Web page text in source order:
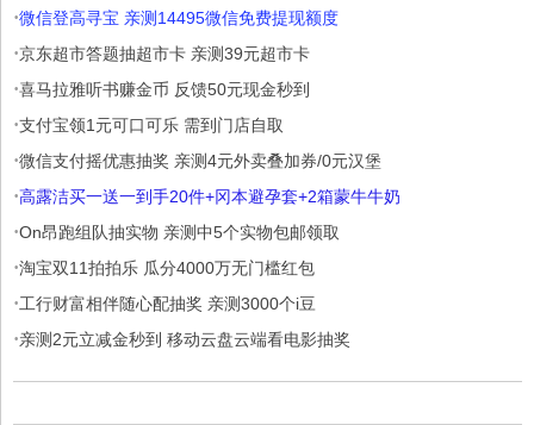
·微信登高寻宝 亲测14495微信免费提现额度
·京东超市答题抽超市卡 亲测39元超市卡
·喜马拉雅听书赚金币 反馈50元现金秒到
·支付宝领1元可口可乐 需到门店自取
·微信支付摇优惠抽奖 亲测4元外卖叠加券/0元汉堡
·高露洁买一送一到手20件+冈本避孕套+2箱蒙牛牛奶
·On昂跑组队抽实物 亲测中5个实物包邮领取
·淘宝双11拍拍乐 瓜分4000万无门槛红包
·工行财富相伴随心配抽奖 亲测3000个i豆
·亲测2元立减金秒到 移动云盘云端看电影抽奖